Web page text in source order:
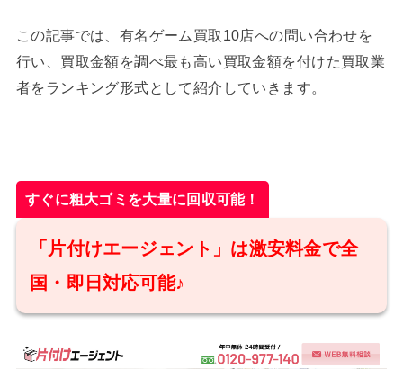
この記事では、有名ゲーム買取10店への問い合わせを
行い、買取金額を調べ最も高い買取金額を付けた買取業
者をランキング形式として紹介していきます。
すぐに粗大ゴミを大量に回収可能！
「片付けエージェント」は激安料金で全
国・即日対応可能♪